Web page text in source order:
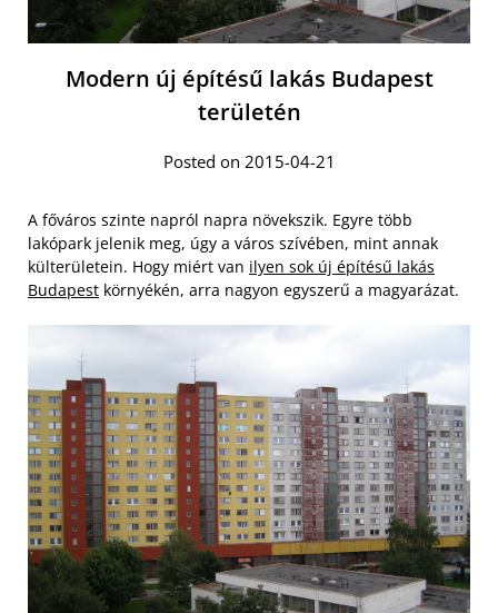
Modern új építésű lakás Budapest
területén
Posted on 2015-04-21
A főváros szinte napról napra növekszik. Egyre több
lakópark jelenik meg, úgy a város szívében, mint annak
külterületein. Hogy miért van ilyen sok új építésű lakás
Budapest környékén, arra nagyon egyszerű a magyarázat.